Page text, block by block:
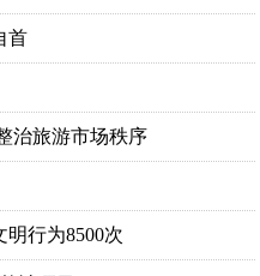
首
治旅游市场秩序
行为8500次